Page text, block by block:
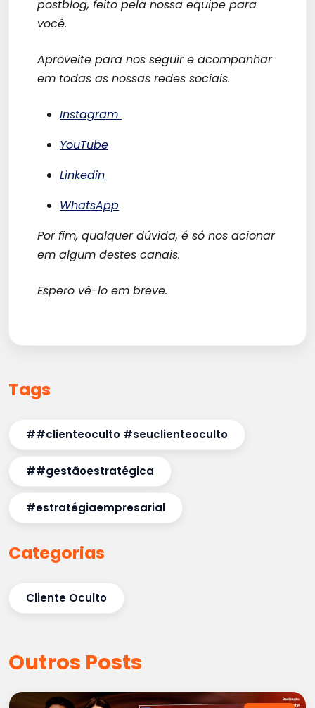
postblog, feito pela nossa equipe para
você.
Aproveite para nos seguir e acompanhar
em todas as nossas redes sociais.
Instagram
YouTube
Linkedin
WhatsApp
Por fim, qualquer dúvida, é só nos acionar
em algum destes canais.
Espero vê-lo em breve.
Tags
##clienteoculto #seuclienteoculto
##gestãoestratégica
#estratégiaempresarial
Categorias
Cliente Oculto
Outros Posts